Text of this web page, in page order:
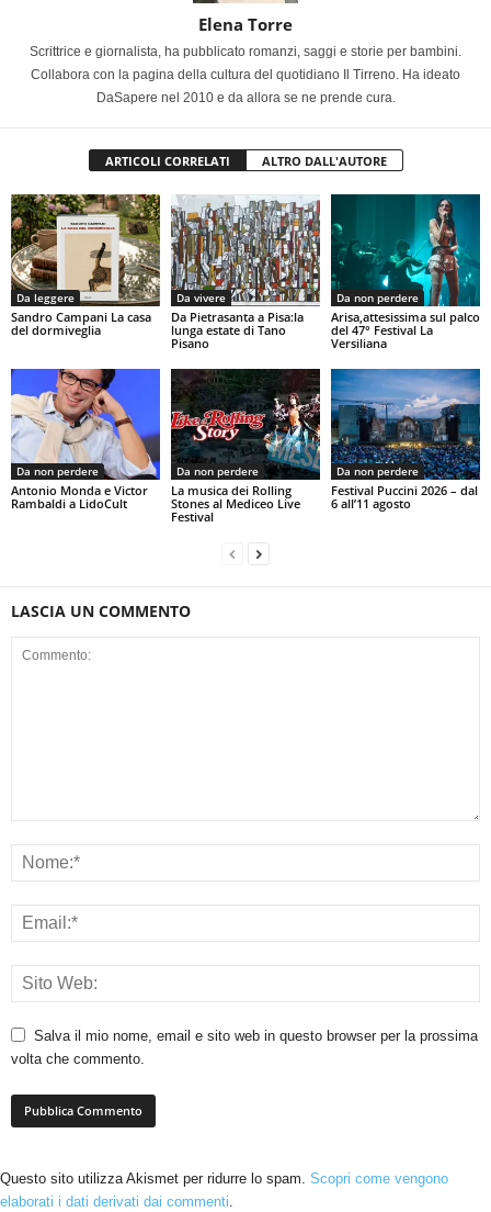
Elena Torre
Scrittrice e giornalista, ha pubblicato romanzi, saggi e storie per bambini.
Collabora con la pagina della cultura del quotidiano Il Tirreno. Ha ideato
DaSapere nel 2010 e da allora se ne prende cura.
ARTICOLI CORRELATI ALTRO DALL'AUTORE
Da leggere
Sandro Campani La casa
del dormiveglia
Da vivere
Da Pietrasanta a Pisa:la
lunga estate di Tano
Pisano
Da non perdere
Arisa,attesissima sul palco
del 47° Festival La
Versiliana
Da non perdere
Antonio Monda e Victor
Rambaldi a LidoCult
Da non perdere
La musica dei Rolling
Stones al Mediceo Live
Festival
Da non perdere
Festival Puccini 2026 – dal
6 all’11 agosto
LASCIA UN COMMENTO
Salva il mio nome, email e sito web in questo browser per la prossima
volta che commento.
Questo sito utilizza Akismet per ridurre lo spam. Scopri come vengono
elaborati i dati derivati dai commenti.